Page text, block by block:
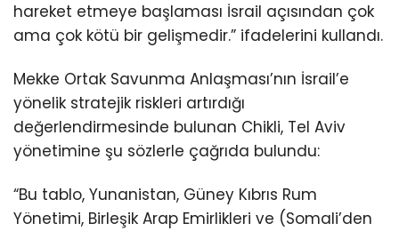
hareket etmeye başlaması İsrail açısından çok
ama çok kötü bir gelişmedir.” ifadelerini kullandı.
Mekke Ortak Savunma Anlaşması’nın İsrail’e
yönelik stratejik riskleri artırdığı
değerlendirmesinde bulunan Chikli, Tel Aviv
yönetimine şu sözlerle çağrıda bulundu:
“Bu tablo, Yunanistan, Güney Kıbrıs Rum
Yönetimi, Birleşik Arap Emirlikleri ve (Somali’den